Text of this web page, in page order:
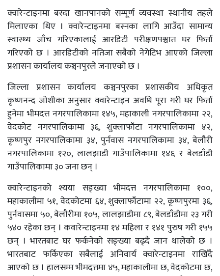
क्वारेन्टाइनमा बस्दा खानपानको सम्पूर्ण व्यवस्था स्थानीय तहले
मिलाएका थिए । क्वारेन्टाइनमा बस्नका लागि आउँदा सामान्य
स्वास्थ्य जाँच गरिएकालाई आरडिटी परीक्षणपश्चात घर फिर्ता
गरिएको छ । आरडिटीको नतिजा सबैको नेगेटिभ आएको जिल्ला
प्रशासन कार्यालय कञ्चनपुरले जनाएको छ ।
जिल्ला प्रशासन कार्यालय कञ्चनपुरका प्रशासकीय अधिकृत
कृष्णनन्द जोशीका अनुसार क्वारेन्टाइन अवधि पूरा गरी घर फिर्ता
हुनेमा भीमदत्त नगरपालिकामा १४५, महाकाली नगरपालिकामा २२,
वेदकोट नगरपालिकामा ३६, शुक्लाफाँटा नगरपालिकामा ४२,
कृष्णपुर नगरपालिकामा ३४, पुर्नवास नगरपालिकामा ३४, बेलौरी
नगरपालिकामा १२०, लालझाडी गाउँपालिकामा १४६ र बेलडाँडी
गाउँपालिकामा ३० जना छन् ।
क्वारेन्टाइनको श्यया सङ्ख्या भीमदत्त नगरपालिकामा १००,
महाकालीमा ५१, वेदकोटमा ६४, शुक्लाफाँटामा २२, कृष्णपुरमा ३६,
पुर्नवासमा ५०, बेलौरीमा १०५, लालझाडीमा ८९, बेलडाँडीमा २३ गरी
५४० रहेका छन् । कवारेन्टाइनमा १४ महिला र १४१ पुरुष गरी १५५
छन् । भारतबाट घर फर्कनेको सङ्ख्या बढ्दै जान थालेको छ ।
भारतबाट फर्किएका सबैलाई अनिवार्य क्वारेन्टाइनमा राखिँदै
आएको छ । हालसम्म भीमदत्तमा ४५, महाकालीमा छ, वेदकोटमा छ,